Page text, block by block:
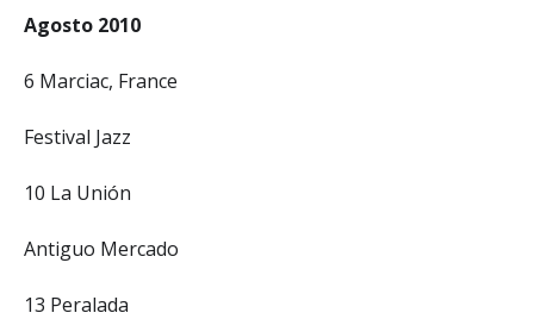
Agosto 2010
6 Marciac, France
Festival Jazz
10 La Unión
Antiguo Mercado
13 Peralada